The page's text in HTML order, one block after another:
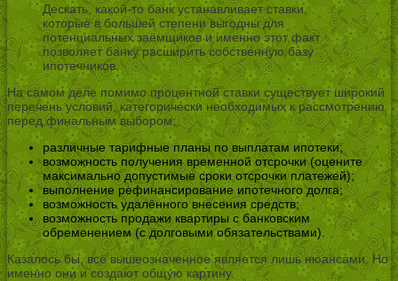
Дескать, какой-то банк устанавливает ставки,
которые в большей степени выгодны для
потенциальных заёмщиков и именно этот факт
позволяет банку расширить собственную базу
ипотечников.
На самом деле помимо процентной ставки существует широкий
перечень условий, категорически необходимых к рассмотрению
перед финальным выбором:
различные тарифные планы по выплатам ипотеки;
возможность получения временной отсрочки (оцените
максимально допустимые сроки отсрочки платежей);
выполнение рефинансирование ипотечного долга;
возможность удалённого внесения средств;
возможность продажи квартиры с банковским
обременением (с долговыми обязательствами).
Казалось бы, всё вышеозначенное является лишь нюансами. Но
именно они и создают общую картину.